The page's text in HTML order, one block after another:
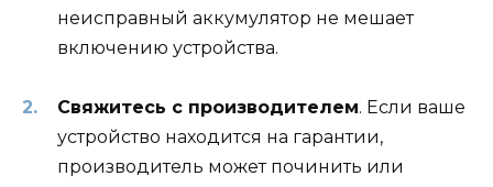
неисправный аккумулятор не мешает
включению устройства.
Свяжитесь с производителем. Если ваше
устройство находится на гарантии,
производитель может починить или